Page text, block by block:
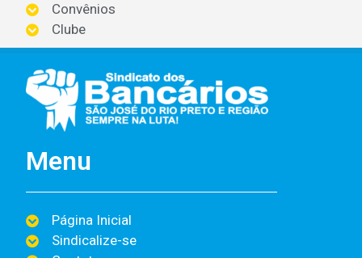
Convênios
Clube
Menu
Página Inicial
Sindicalize-se